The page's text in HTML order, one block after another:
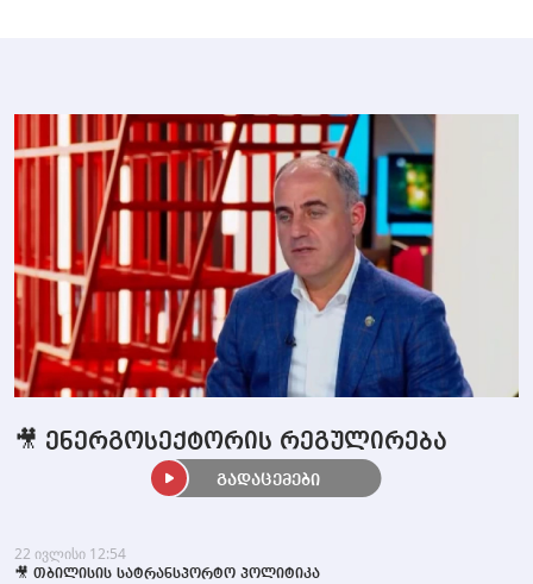
22 ივლისი 12:54
🎥 თბილისის სატრანსპორტო პოლიტიკა
🎥 ენერგოსექტორის რეგულირება
გადაცემები